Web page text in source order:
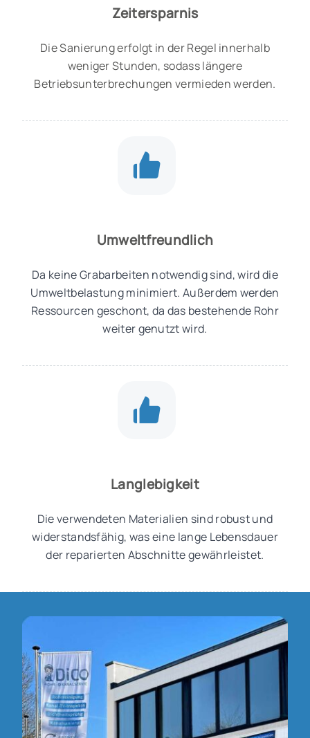
Zeitersparnis
Die Sanierung erfolgt in der Regel innerhalb
weniger Stunden, sodass längere
Betriebsunterbrechungen vermieden werden.
Umweltfreundlich
Da keine Grabarbeiten notwendig sind, wird die
Umweltbelastung minimiert. Außerdem werden
Ressourcen geschont, da das bestehende Rohr
weiter genutzt wird.
Langlebigkeit
Die verwendeten Materialien sind robust und
widerstandsfähig, was eine lange Lebensdauer
der reparierten Abschnitte gewährleistet.